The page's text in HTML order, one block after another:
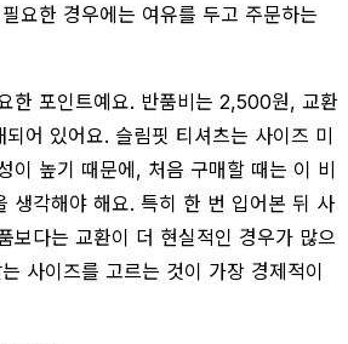
요한 경우에는 여유를 두고 주문하는
한 포인트예요. 반품비는 2,500원, 교환
어 있어요. 슬림핏 티셔츠는 사이즈 미
이 높기 때문에, 처음 구매할 때는 이 비
생각해야 해요. 특히 한 번 입어본 뒤 사
보다는 교환이 더 현실적인 경우가 많으
사이즈를 고르는 것이 가장 경제적이